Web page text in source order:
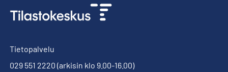
Tietopalvelu
029 551 2220 (arkisin klo 9.00-16.00)